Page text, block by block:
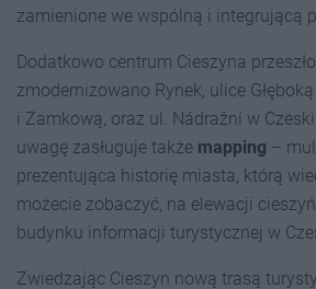
zamienione we wspólną i integrującą
Dodatkowo centrum Cieszyna przeszło
zmodernizowano Rynek, ulice Głęboką
i Zamkową, oraz ul. Nádražní w
uwagę zasługuje także mapping –
prezentująca historię miasta, którą
możecie zobaczyć, na elewacji
budynku informacji turystycznej w
Zwiedzając Cieszyn nową trasą